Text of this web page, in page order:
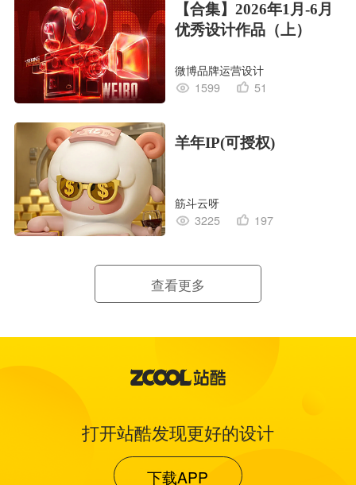
【合集】2026年1月-6月
优秀设计作品（上）
微博品牌运营设计
1599
51
羊年IP(可授权)
筋斗云呀
3225
197
查看更多
打开站酷发现更好的设计
下载APP